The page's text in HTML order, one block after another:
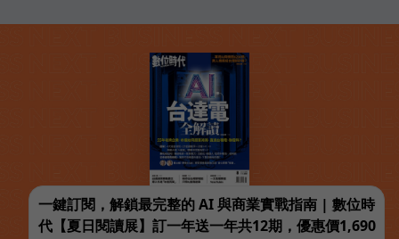
一鍵訂閱，解鎖最完整的 AI 與商業實戰指南 | 數位時
代【夏日閱讀展】訂一年送一年共12期，優惠價1,690